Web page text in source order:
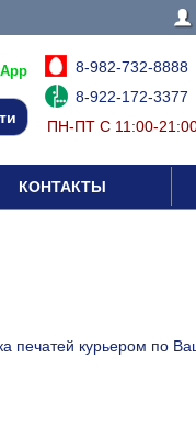
8-982-732-8888
8-922-172-3377
ПН-ПТ С 11:00-
КОНТАКТЫ
печатей курьером по